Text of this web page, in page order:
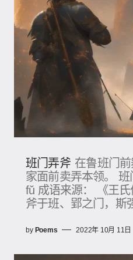
班门弄斧 在鲁班门
家面前卖弄本领。
fǔ 成语来源： 《王
斧于班、郢之门，斯
by Poems 2022年 10月 11日